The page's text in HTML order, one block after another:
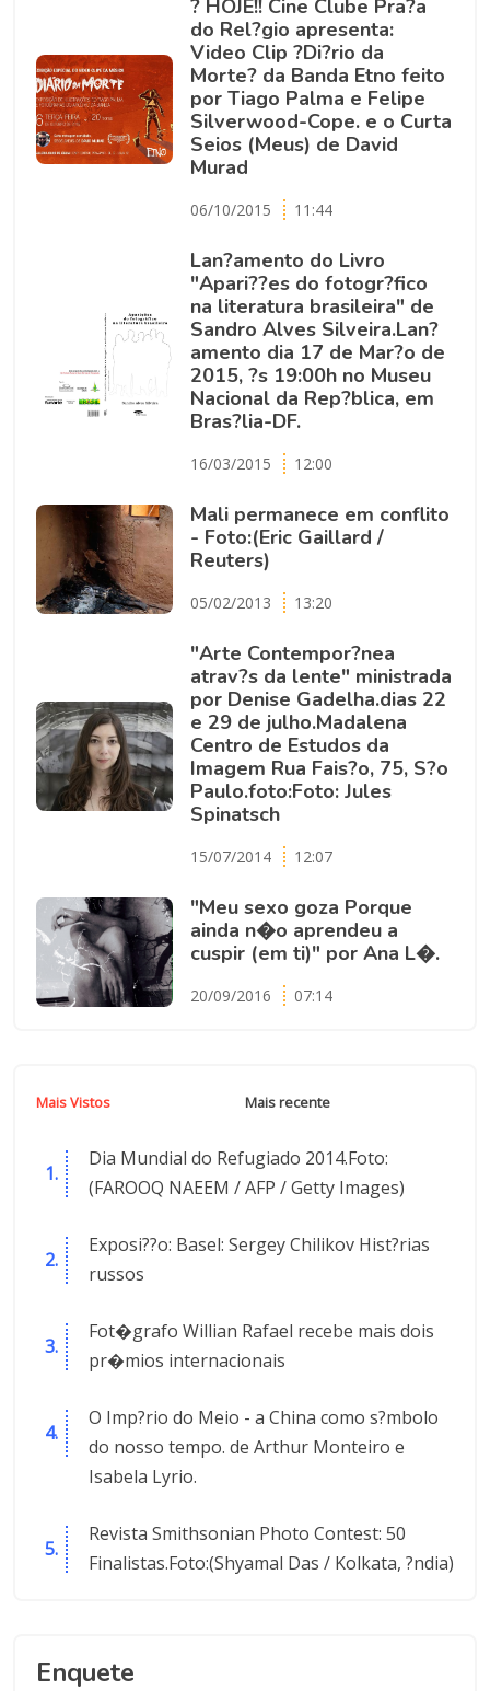
? HOJE!! Cine Clube Pra?a
do Rel?gio apresenta:
Video Clip ?Di?rio da
Morte? da Banda Etno feito
por Tiago Palma e Felipe
Silverwood-Cope. e o Curta
Seios (Meus) de David
Murad
06/10/2015 11:44
Lan?amento do Livro
"Apari??es do fotogr?fico
na literatura brasileira" de
Sandro Alves Silveira.Lan?
amento dia 17 de Mar?o de
2015, ?s 19:00h no Museu
Nacional da Rep?blica, em
Bras?lia-DF.
16/03/2015 12:00
Mali permanece em conflito
- Foto:(Eric Gaillard /
Reuters)
05/02/2013 13:20
"Arte Contempor?nea
atrav?s da lente" ministrada
por Denise Gadelha.dias 22
e 29 de julho.Madalena
Centro de Estudos da
Imagem Rua Fais?o, 75, S?o
Paulo.foto:Foto: Jules
Spinatsch
15/07/2014 12:07
"Meu sexo goza Porque
ainda n�o aprendeu a
cuspir (em ti)" por Ana L�.
20/09/2016 07:14
Mais Vistos Mais recente
Dia Mundial do Refugiado 2014.Foto:
(FAROOQ NAEEM / AFP / Getty Images)
Exposi??o: Basel: Sergey Chilikov Hist?rias
russos
Fot�grafo Willian Rafael recebe mais dois
pr�mios internacionais
O Imp?rio do Meio - a China como s?mbolo
do nosso tempo. de Arthur Monteiro e
Isabela Lyrio.
Revista Smithsonian Photo Contest: 50
Finalistas.Foto:(Shyamal Das / Kolkata, ?ndia)
Enquete